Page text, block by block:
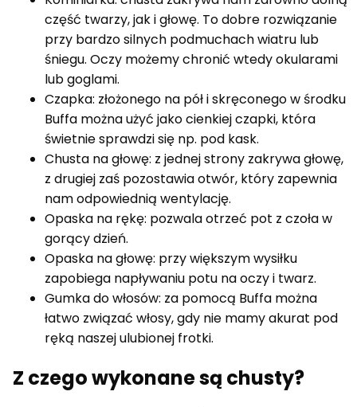
część twarzy, jak i głowę. To dobre rozwiązanie
przy bardzo silnych podmuchach wiatru lub
śniegu. Oczy możemy chronić wtedy okularami
lub goglami.
Czapka: złożonego na pół i skręconego w środku
Buffa można użyć jako cienkiej czapki, która
świetnie sprawdzi się np. pod kask.
Chusta na głowę: z jednej strony zakrywa głowę,
z drugiej zaś pozostawia otwór, który zapewnia
nam odpowiednią wentylację.
Opaska na rękę: pozwala otrzeć pot z czoła w
gorący dzień.
Opaska na głowę: przy większym wysiłku
zapobiega napływaniu potu na oczy i twarz.
Gumka do włosów: za pomocą Buffa można
łatwo związać włosy, gdy nie mamy akurat pod
ręką naszej ulubionej frotki.
Z czego wykonane są chusty?